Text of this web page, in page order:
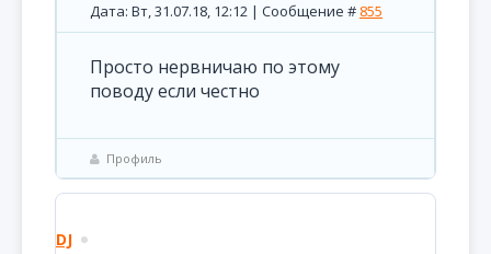
Дата: Вт, 31.07.18, 12:12 | Сообщение # 855
Просто нервничаю по этому
поводу если честно
Профиль
DJ